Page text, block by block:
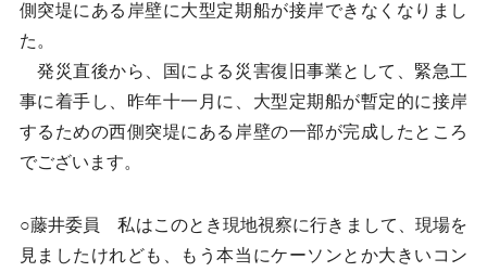
側突堤にある岸壁に大型定期船が接岸できなくなりまし
た。
発災直後から、国による災害復旧事業として、緊急工
事に着手し、昨年十一月に、大型定期船が暫定的に接岸
するための西側突堤にある岸壁の一部が完成したところ
でございます。
○藤井委員 私はこのとき現地視察に行きまして、現場を
見ましたけれども、もう本当にケーソンとか大きいコン